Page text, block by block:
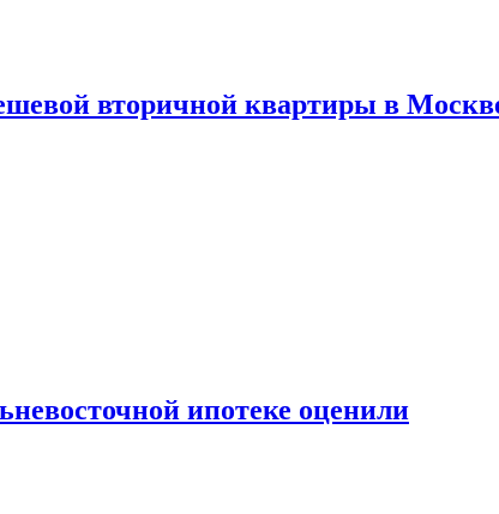
вторичной квартиры в
ипотеке оценили